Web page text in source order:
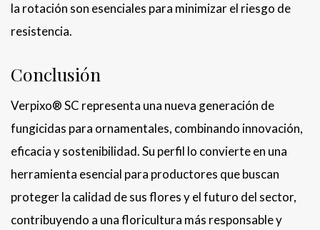
la rotación son esenciales para minimizar el riesgo de
resistencia.
Conclusión
Verpixo® SC representa una nueva generación de
fungicidas para ornamentales, combinando innovación,
eficacia y sostenibilidad. Su perfil lo convierte en una
herramienta esencial para productores que buscan
proteger la calidad de sus flores y el futuro del sector,
contribuyendo a una floricultura más responsable y